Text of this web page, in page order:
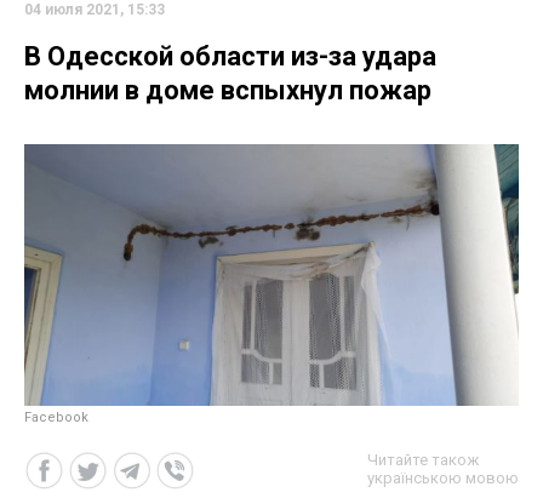
04 июля 2021, 15:33
В Одесской области из-за удара
молнии в доме вспыхнул пожар
Facebook
Читайте також
українською мовою